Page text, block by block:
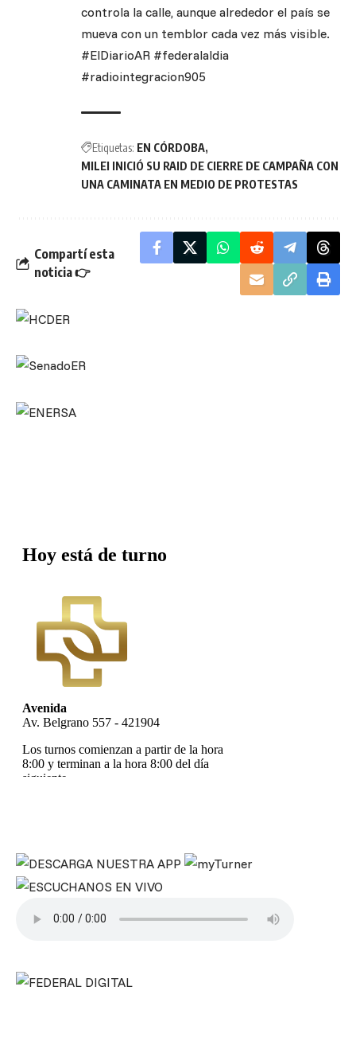
controla la calle, aunque alrededor el país se
mueva con un temblor cada vez más visible.
#ElDiarioAR #federalaldia
#radiointegracion905
Etiquetas: EN CÓRDOBA
MILEI INICIÓ SU RAID DE CIERRE DE CAMPAÑA CON
UNA CAMINATA EN MEDIO DE PROTESTAS
Compartí esta
noticia 👉